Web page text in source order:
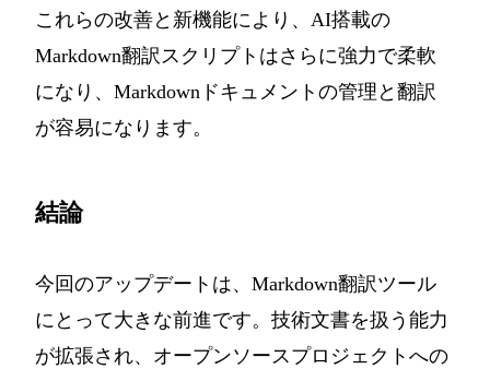
これらの改善と新機能により、AI搭載の
Markdown翻訳スクリプトはさらに強力で柔軟
になり、Markdownドキュメントの管理と翻訳
が容易になります。
結論
今回のアップデートは、Markdown翻訳ツール
にとって大きな前進です。技術文書を扱う能力
が拡張され、オープンソースプロジェクトへの